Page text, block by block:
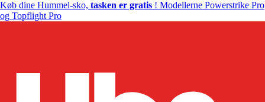
Køb dine Hummel-sko, tasken er gratis ! Modellerne Powerstrike Pro
og Topflight Pro